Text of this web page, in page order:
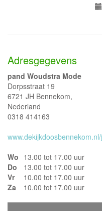
Adresgegevens
pand Woudstra Mode
Dorpsstraat 19
6721 JH Bennekom,
Nederland
0318 414163
Wo 13.00 tot 17.00 uur
Do
13.00 tot 17.00 uur
Vr
10.00 tot 17.00 uur
Za
10.00 tot 17.00 uur